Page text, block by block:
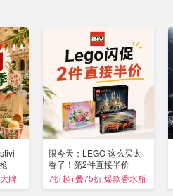
牌
限今天：LEGO 这么买太
香了！第2件直接半价
7折起+叠75折 爆款香水瓶
€18